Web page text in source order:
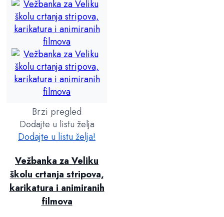
Brzi pregled
Dodajte u listu želja
Dodajte u listu želja!
Vežbanka za Veliku
školu crtanja stripova,
karikatura i animiranih
filmova